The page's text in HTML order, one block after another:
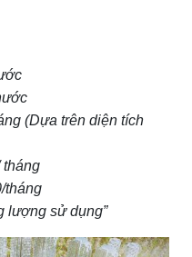
(Dựa trên diện tích
tháng
tháng
lượng sử dụng”